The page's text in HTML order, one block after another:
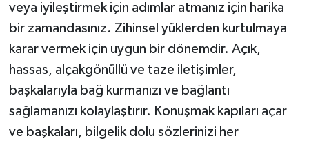
veya iyileştirmek için adımlar atmanız için harika
bir zamandasınız. Zihinsel yüklerden kurtulmaya
karar vermek için uygun bir dönemdir. Açık,
hassas, alçakgönüllü ve taze iletişimler,
başkalarıyla bağ kurmanızı ve bağlantı
sağlamanızı kolaylaştırır. Konuşmak kapıları açar
ve başkaları, bilgelik dolu sözlerinizi her